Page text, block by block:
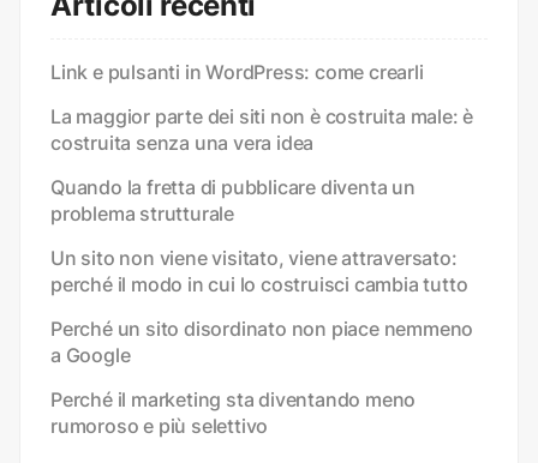
Link e pulsanti in WordPress: come crearli
La maggior parte dei siti non è costruita male: è
costruita senza una vera idea
Quando la fretta di pubblicare diventa un
problema strutturale
Un sito non viene visitato, viene attraversato:
perché il modo in cui lo costruisci cambia tutto
Perché un sito disordinato non piace nemmeno
a Google
Perché il marketing sta diventando meno
rumoroso e più selettivo